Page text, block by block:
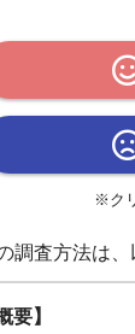
※ク
調査方法は、
要】